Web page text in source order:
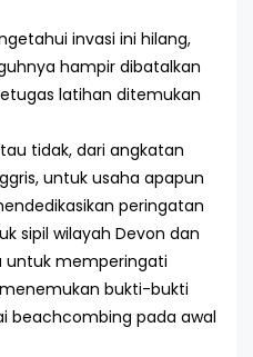
invasi ini hilang,
hampir dibatalkan
latihan ditemukan
tidak, dari angkatan
untuk usaha apapun
peringatan
sipil wilayah Devon dan
untuk memperingati
bukti-bukti
beachcombing pada awal